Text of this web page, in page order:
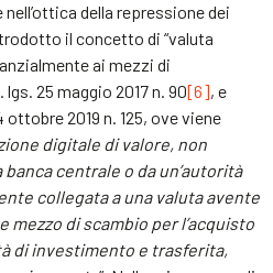
della repressione dei
il concetto di “valuta
ai mezzi di
25 maggio 2017 n. 90[6], e
2019 n. 125, ove viene
digitale di valore, non
centrale o da un’autorità
collegata a una valuta avente
mezzo di scambio per l’acquisto
di investimento e trasferita,